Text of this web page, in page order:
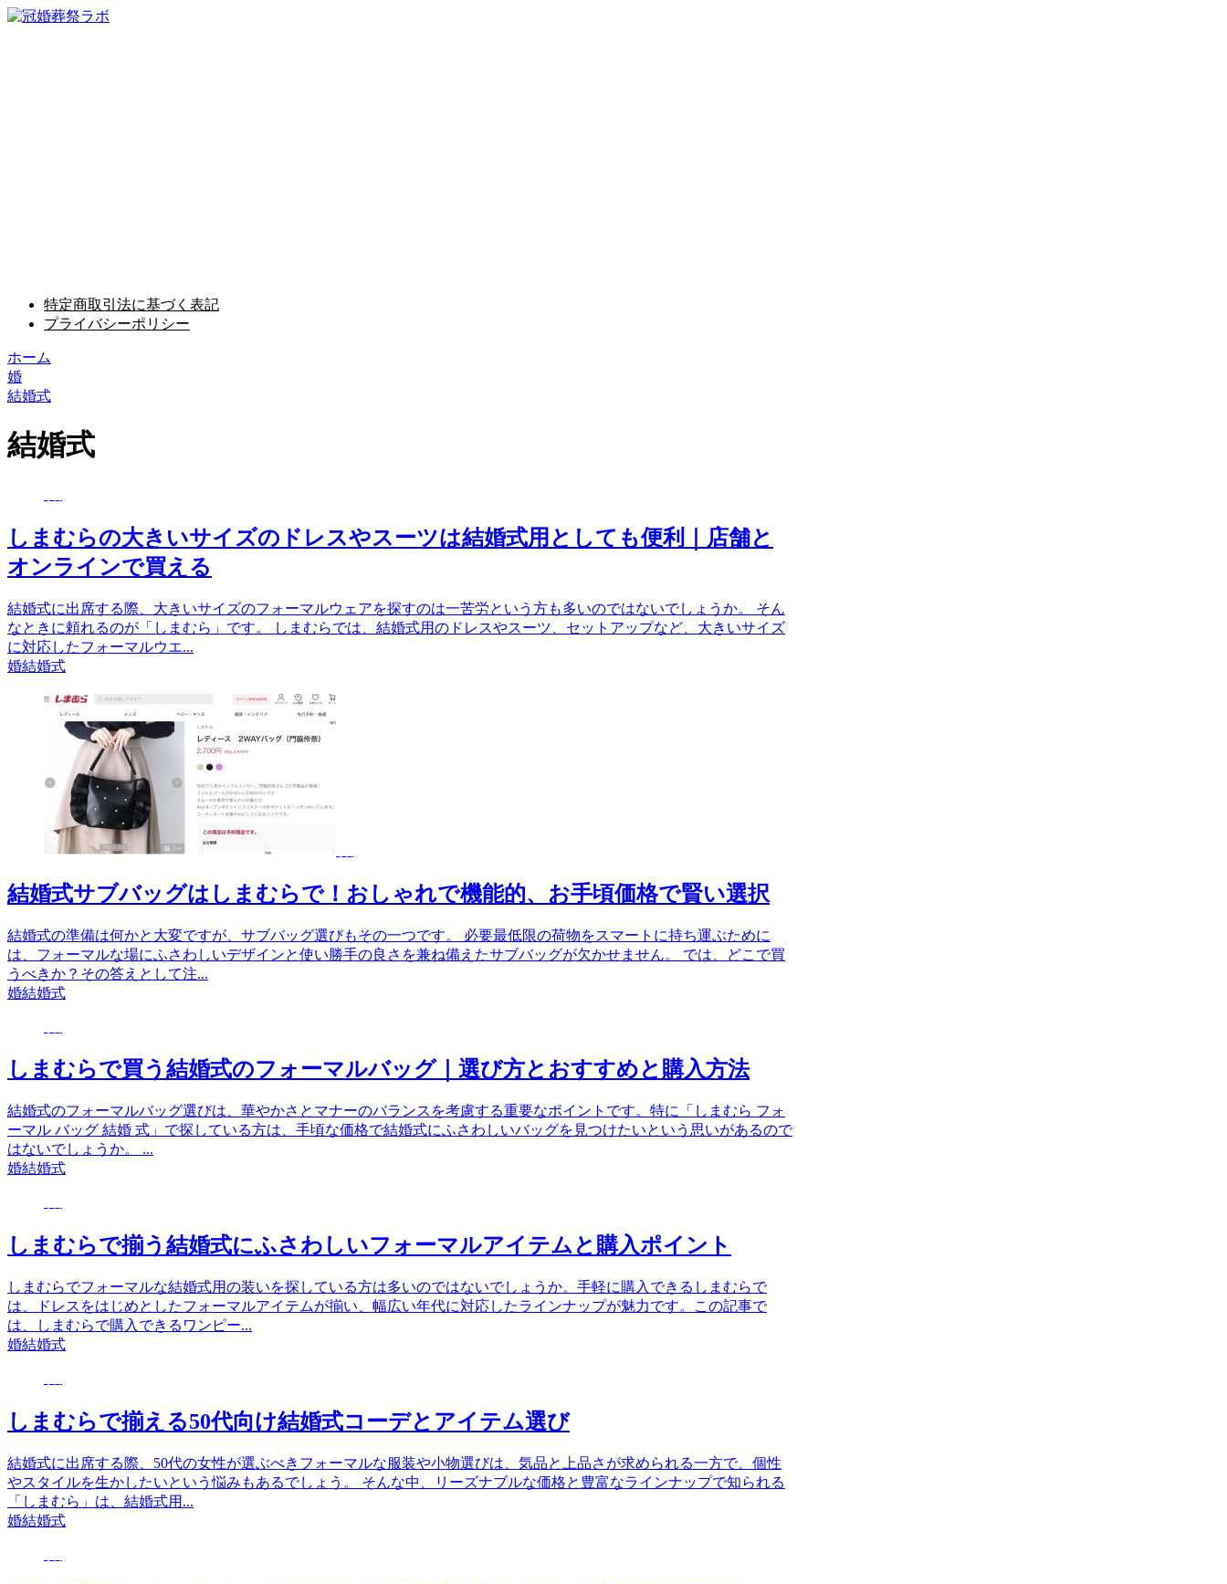
特定商取引法に基づく表記
プライバシーポリシー
ホーム
婚
結婚式
結婚式
しまむらの大きいサイズのドレスやスーツは結婚式用としても便利｜店舗と
オンラインで買える
結婚式に出席する際、大きいサイズのフォーマルウェアを探すのは一苦労という方も多いのではないでしょうか。 そん
なときに頼れるのが「しまむら」です。 しまむらでは、結婚式用のドレスやスーツ、セットアップなど、大きいサイズ
に対応したフォーマルウエ...
婚結婚式
結婚式サブバッグはしまむらで！おしゃれで機能的、お手頃価格で賢い選択
結婚式の準備は何かと大変ですが、サブバッグ選びもその一つです。 必要最低限の荷物をスマートに持ち運ぶために
は、フォーマルな場にふさわしいデザインと使い勝手の良さを兼ね備えたサブバッグが欠かせません。 では、どこで買
うべきか？その答えとして注...
婚結婚式
しまむらで買う結婚式のフォーマルバッグ｜選び方とおすすめと購入方法
結婚式のフォーマルバッグ選びは、華やかさとマナーのバランスを考慮する重要なポイントです。特に「しまむら フォ
ーマル バッグ 結婚 式」で探している方は、手頃な価格で結婚式にふさわしいバッグを見つけたいという思いがあるので
はないでしょうか。 ...
婚結婚式
しまむらで揃う結婚式にふさわしいフォーマルアイテムと購入ポイント
しまむらでフォーマルな結婚式用の装いを探している方は多いのではないでしょうか。手軽に購入できるしまむらで
は、ドレスをはじめとしたフォーマルアイテムが揃い、幅広い年代に対応したラインナップが魅力です。この記事で
は、しまむらで購入できるワンピー...
婚結婚式
しまむらで揃える50代向け結婚式コーデとアイテム選び
結婚式に出席する際、50代の女性が選ぶべきフォーマルな服装や小物選びは、気品と上品さが求められる一方で、個性
やスタイルを生かしたいという悩みもあるでしょう。 そんな中、リーズナブルな価格と豊富なラインナップで知られる
「しまむら」は、結婚式用...
婚結婚式